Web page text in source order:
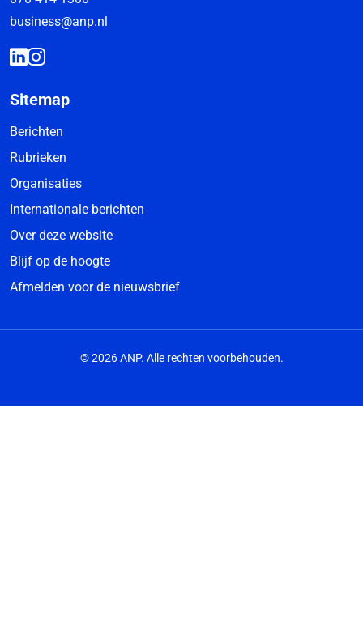
business@anp.nl
Sitemap
Berichten
Rubrieken
Organisaties
Internationale berichten
Over deze website
Blijf op de hoogte
Afmelden voor de nieuwsbrief
© 2026 ANP. Alle rechten voorbehouden.